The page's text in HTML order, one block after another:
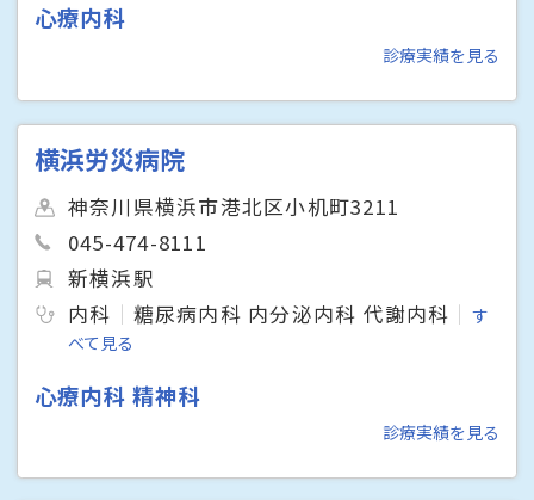
心療内科
診療実績を見る
横浜労災病院
神奈川県横浜市港北区小机町3211
045-474-8111
新横浜駅
内科
糖尿病内科 内分泌内科 代謝内科
す
べて見る
心療内科 精神科
診療実績を見る